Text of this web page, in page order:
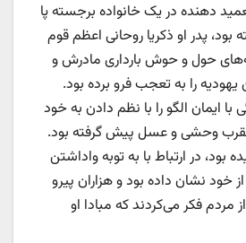
دهنده در یک خانواده برجسته پا
پدر او ذکریا روحانی اعظم قوم
حول و حوش بارداری مادرش و
یهودیه را به تعجب فرو برده بود.
ایمان الگو را با نظم دادن به خود
عقرب وحشی و عسل پیش گرفته بود.
بود، در ارتباط با به توبه واداشتن
خود نشان داده بود و هزاران پیرو
فکر می‌کردند که مبادا او